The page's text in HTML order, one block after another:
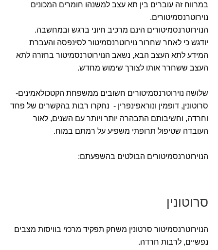
במרווח זה עוברים בין תא עצב למשנהו חומרים המכונים
נוירוטרנסמיטורים.
הנוירוטרנסמיטורים הינם מרכיב חיוני ברגש ובמחשבה.
יודגש כי לאחר שחרור נוירוטרנסמיטור לסינפסה והעברת
המידע לתא העצב הבא, נשאב הנוירוטרנסמיטור בחזרה לתא
העצב ששחרר אותו לצורך שימוש מחדש.
שלושה נוירוטרנסמיטורים חשובים ממשפחת הקטכולאמינים-
סרוטונין, דופמין ונוראפינפרין - נחקרו רבות בהקשרים של פחד
וחרדה, וחשיבותם התבהרה יותר ויותר עם השנים, לאור
העובדה שטיפול תרופתי משפיע על רמתם במוח.
הנוירוטרנסמיטורים הבולטים בהשפעתם:
סרוטונין
הנוירוטרנסמיטור סרטונין משחק תפקיד מרכזי בוויסות מצבים
נפשיים, לרבות חרדה.